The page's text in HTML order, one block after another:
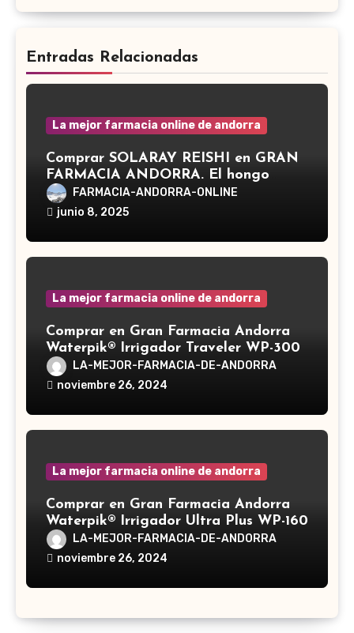
Entradas Relacionadas
La mejor farmacia online de andorra
Comprar SOLARAY REISHI en GRAN
FARMACIA ANDORRA. El hongo
Reishi, cuyo nombre científico es
Ganoderma lucidum, es un hongo
en la medicina tradicional asiática
FARMACIA-ANDORRA-ONLINE
junio 8, 2025
La mejor farmacia online de andorra
Comprar en Gran Farmacia Andorra
Waterpik® Irrigador Traveler WP-300
LA-MEJOR-FARMACIA-DE-ANDORRA
noviembre 26, 2024
La mejor farmacia online de andorra
Comprar en Gran Farmacia Andorra
Waterpik® Irrigador Ultra Plus WP-160
LA-MEJOR-FARMACIA-DE-ANDORRA
noviembre 26, 2024